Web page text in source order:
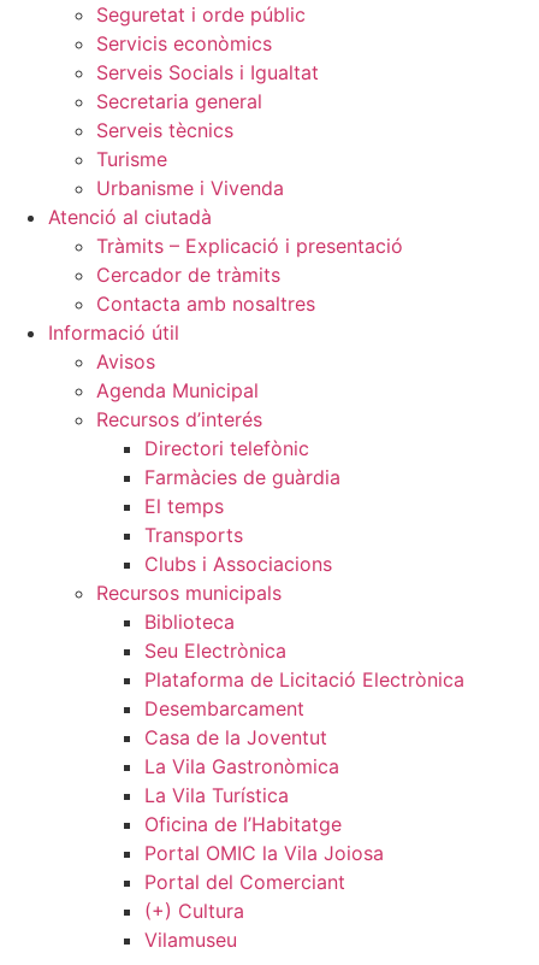
Seguretat i orde públic
Servicis econòmics
Serveis Socials i Igualtat
Secretaria general
Serveis tècnics
Turisme
Urbanisme i Vivenda
Atenció al ciutadà
Tràmits – Explicació i presentació
Cercador de tràmits
Contacta amb nosaltres
Informació útil
Avisos
Agenda Municipal
Recursos d’interés
Directori telefònic
Farmàcies de guàrdia
El temps
Transports
Clubs i Associacions
Recursos municipals
Biblioteca
Seu Electrònica
Plataforma de Licitació Electrònica
Desembarcament
Casa de la Joventut
La Vila Gastronòmica
La Vila Turística
Oficina de l’Habitatge
Portal OMIC la Vila Joiosa
Portal del Comerciant
(+) Cultura
Vilamuseu